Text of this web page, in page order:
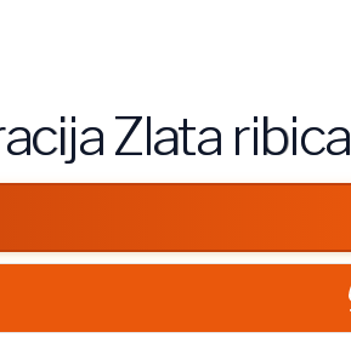
Zlata ribica